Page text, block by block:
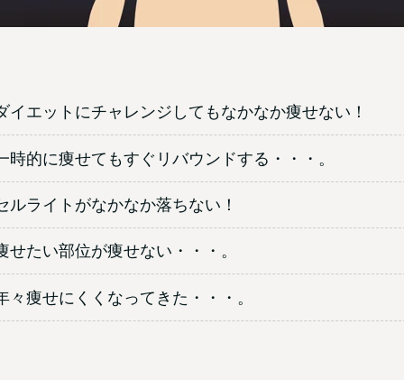
イエットにチャレンジしてもなかなか痩せない！
時的に痩せてもすぐリバウンドする・・・。
ルライトがなかなか落ちない！
せたい部位が痩せない・・・。
々痩せにくくなってきた・・・。